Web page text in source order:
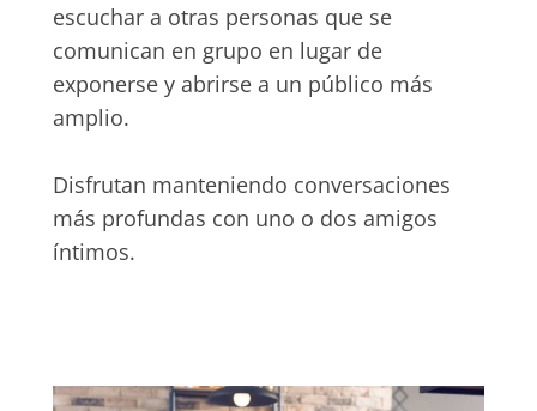
escuchar a otras personas que se
comunican en grupo en lugar de
exponerse y abrirse a un público más
amplio.
Disfrutan manteniendo conversaciones
más profundas con uno o dos amigos
íntimos.